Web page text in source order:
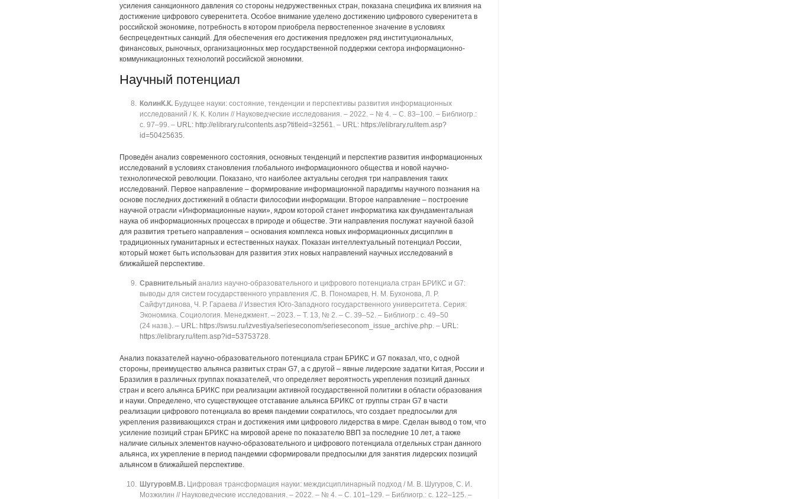
усиления санкционного давления со стороны недружественных стран, показана специфика их влияния на
достижение цифрового суверенитета. Особое внимание уделено достижению цифрового суверенитета в
российской экономике, потребность в котором приобрела первостепенное значение в условиях
беспрецедентных санкций. Для обеспечения его достижения предложен ряд институциональных,
финансовых, рыночных, организационных мер государственной поддержки сектора информационно-
коммуникационных технологий российской экономики.
Научный потенциал
КолинК.К. Будущее науки: состояние, тенденции и перспективы развития информационных
исследований / К. К. Колин // Науковедческие исследования. ‒ 2022. ‒ № 4. ‒ C. 83‒100. ‒ Библиогр.:
с. 97‒99. ‒ URL: http://elibrary.ru/contents.asp?titleid=32561. ‒ URL: https://elibrary.ru/item.asp?
id=50425635.
Проведён анализ современного состояния, основных тенденций и перспектив развития информационных
исследований в условиях становления глобального информационного общества и новой научно-
технологической революции. Показано, что наиболее актуальны сегодня три направления таких
исследований. Первое направление ‒ формирование информационной парадигмы научного познания на
основе последних достижений в области философии информации. Второе направление ‒ построение
научной отрасли «Информационные науки», ядром которой станет информатика как фундаментальная
наука об информационных процессах в природе и обществе. Эти направления послужат научной базой
для развития третьего направления ‒ основания комплекса новых информационных дисциплин в
традиционных гуманитарных и естественных науках. Показан интеллектуальный потенциал России,
который может быть использован для развития этих новых направлений научных исследований в
ближайшей перспективе.
Сравнительный анализ научно-образовательного и цифрового потенциала стран БРИКС и G7:
выводы для систем государственного управления /С. В. Пономарев, Н. М. Бухонова, Л. Р.
Сайфутдинова, Ч. Р. Гараева // Известия Юго-Западного государственного университета. Серия:
Экономика. Социология. Менеджмент. ‒ 2023. ‒ Т. 13, № 2. ‒ C. 39‒52. ‒ Библиогр.: с. 49‒50
(24 назв.). ‒ URL: https://swsu.ru/izvestiya/serieseconom/serieseconom_issue_archive.php. ‒ URL:
https://elibrary.ru/item.asp?id=53753728.
Анализ показателей научно-образовательного потенциала стран БРИКС и G7 показал, что, с одной
стороны, преимущество альянса развитых стран G7, а с другой ‒ явные лидерские задатки Китая, России и
Бразилия в различных группах показателей, что определяет вероятность укрепления позиций данных
стран и всего альянса БРИКС при реализации активной государственной политики в области образования
и науки. Определено, что существующее отставание альянса БРИКС от группы стран G7 в части
реализации цифрового потенциала во время пандемии сократилось, что создает предпосылки для
укрепления развивающихся стран и достижения ими цифрового лидерства в мире. Сделан вывод о том, что
усиление позиций стран БРИКС на мировой арене по показателю ВВП за последние 10 лет, а также
наличие сильных элементов научно-образовательного и цифрового потенциала отдельных стран данного
альянса, их укрепление в период пандемии сформировали предпосылки для занятия лидерских позиций
альянсом в ближайшей перспективе.
ШугуровМ.В. Цифровая трансформация науки: междисциплинарный подход / М. В. Шугуров, С. И.
Мозжилин // Науковедческие исследования. ‒ 2022. ‒ № 4. ‒ C. 101‒129. ‒ Библиогр.: с. 122‒125. ‒